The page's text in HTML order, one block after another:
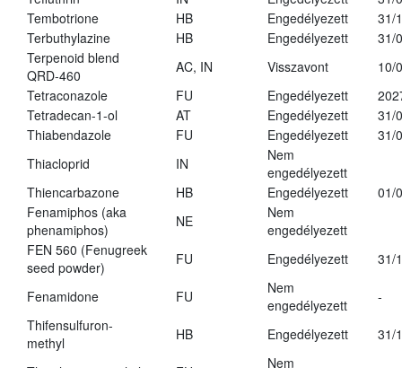
Tembotrione
HB Engedélyezett
31/
Terbuthylazine
HB Engedélyezett
31/
Terpenoid blend
QRD-460
AC, IN Visszavont
10/
Tetraconazole
FU Engedélyezett
Tetradecan-1-ol
AT Engedélyezett
31/
Thiabendazole
FU Engedélyezett
31/
Thiacloprid
IN
Nem
engedélyezett
Thiencarbazone
HB Engedélyezett
01/
Fenamiphos (aka
phenamiphos)
NE
Nem
engedélyezett
FEN 560 (Fenugreek
seed powder)
FU Engedélyezett 31/
Fenamidone FU
Nem
engedélyezett
-
Thifensulfuron-
methyl
HB Engedélyezett 31/
Nem